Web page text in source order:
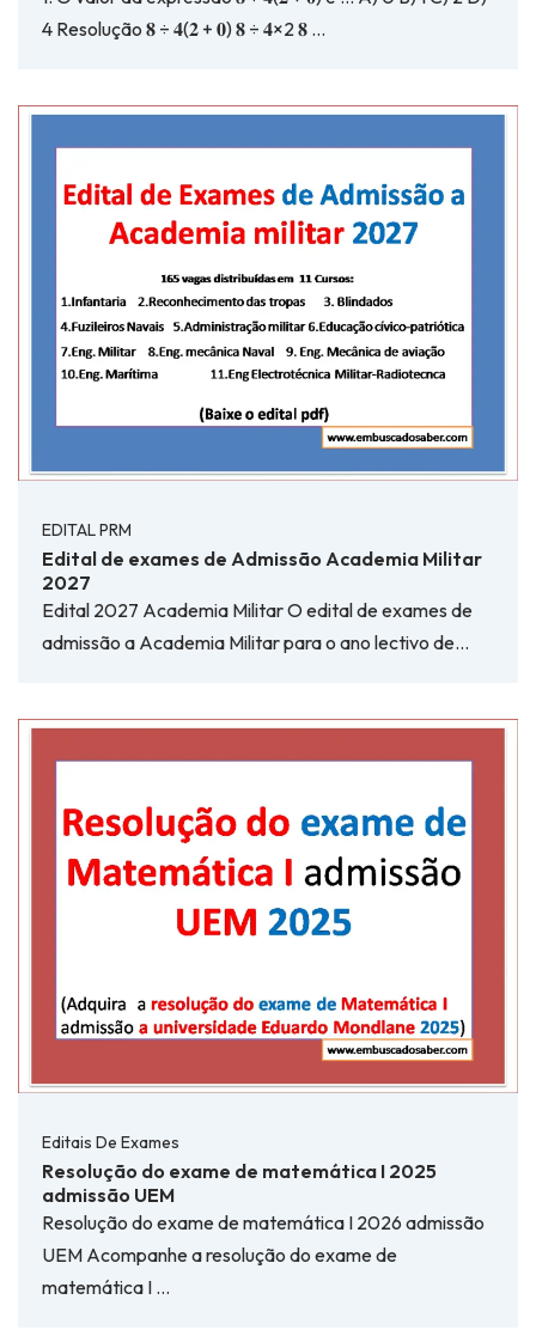
4 Resolução 𝟖 ÷ 𝟒(𝟐 + 𝟎) 𝟖 ÷ 𝟒×2 𝟖 …
EDITAL PRM
Edital de exames de Admissão Academia Militar
2027
Edital 2027 Academia Militar O edital de exames de
admissão a Academia Militar para o ano lectivo de…
Editais De Exames
Resolução do exame de matemática I 2025
admissão UEM
Resolução do exame de matemática I 2026 admissão
UEM Acompanhe a resolução do exame de
matemática I …